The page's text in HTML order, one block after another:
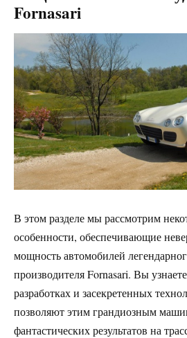
Fornasari
В этом разделе мы рассмотрим
особенности, обеспечивающие
мощность автомобилей
производителя Fornasari. Вы
разработках и засекретенных
позволяют этим грандиозным
фантастических результатов на